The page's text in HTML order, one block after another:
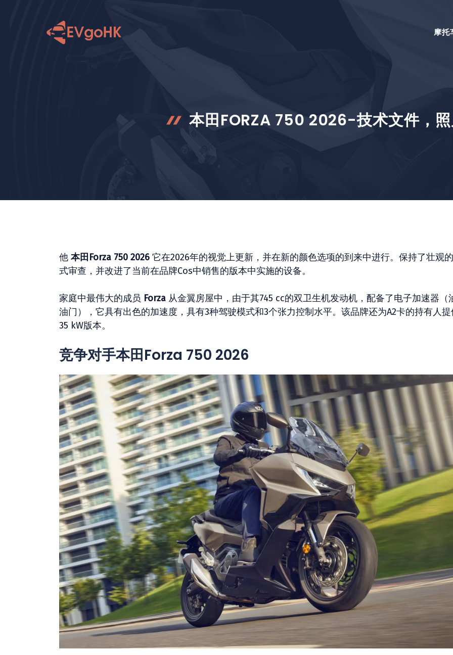
摩托
本田FORZA 750 2026-技术文件，
他 本田Forza 750 2026 它在2026年的视觉上更新，并在新的颜色选项的到来中进行。保持了壮观
式审查，并改进了当前在品牌Cos中销售的版本中实施的设备。
家庭中最伟大的成员 Forza 从金翼房屋中，由于其745 cc的双卫生机发动机，配备了电子加速器（
油门），它具有出色的加速度，具有3种驾驶模式和3个张力控制水平。该品牌还为A2卡的持有人
35 kW版本。
竞争对手本田Forza 750 2026